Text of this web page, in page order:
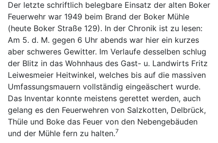
Der letzte schriftlich belegbare Einsatz der alten Boker
Feuerwehr war 1949 beim Brand der Boker Mühle
(heute Boker Straße 129). In der Chronik ist zu lesen:
Am 5. d. M. gegen 6 Uhr abends war hier ein kurzes
aber schweres Gewitter. Im Verlaufe desselben schlug
der Blitz in das Wohnhaus des Gast- u. Landwirts Fritz
Leiwesmeier Heitwinkel, welches bis auf die massiven
Umfassungsmauern vollständig eingeäschert wurde.
Das Inventar konnte meistens gerettet werden, auch
gelang es den Feuerwehren von Salzkotten, Delbrück,
Thüle und Boke das Feuer von den Nebengebäuden
und der Mühle fern zu halten.7